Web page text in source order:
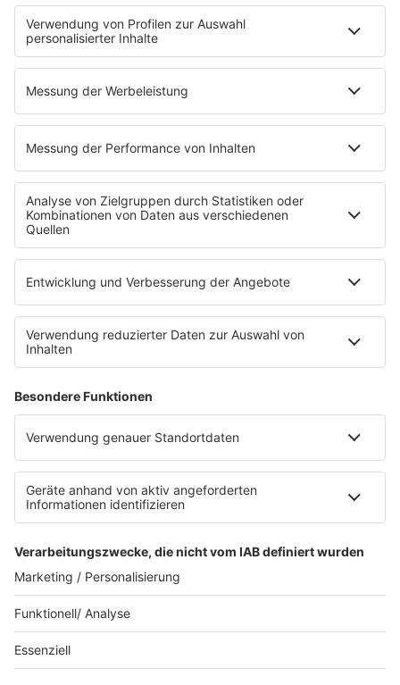
Jobbörse
Tipps und Tricks
SALÜ BONUS
INSIDE / B2B
B2B / Mediadaten
Empfang (DAB+, UKW, IP)
RADIO SALÜ Team
Alexa
App
WhatsApp-Kanal
Impressum
AGB
Datenschutzerklärung
Teilnahmebedingungen
Presse
Kontakt
WETTER
SAARLAND